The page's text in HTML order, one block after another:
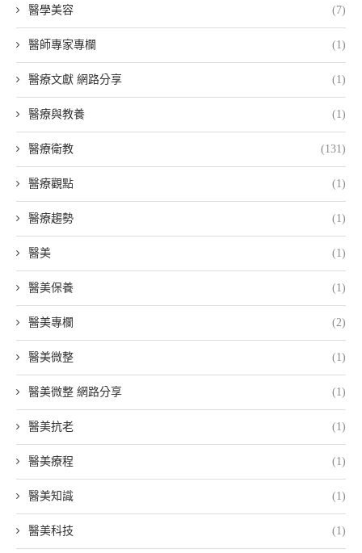
醫學美容 (7)
醫師專家專欄 (1)
醫療文獻 網路分享 (1)
醫療與教養 (1)
醫療衛教 (131)
醫療觀點 (1)
醫療趨勢 (1)
醫美 (1)
醫美保養 (1)
醫美專欄 (2)
醫美微整 (1)
醫美微整 網路分享 (1)
醫美抗老 (1)
醫美療程 (1)
醫美知識 (1)
醫美科技 (1)